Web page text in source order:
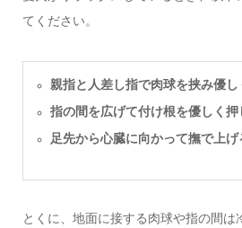
てください。
親指と人差し指で肉球を挟み優し
指の間を広げて付け根を優しく押
足先から心臓に向かって撫で上げ
とくに、地面に接する肉球や指の間は